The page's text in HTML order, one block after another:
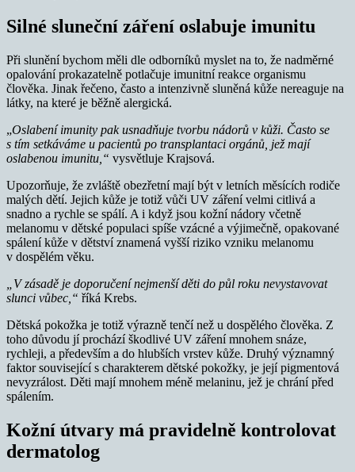
Silné sluneční záření oslabuje imunitu
Při slunění bychom měli dle odborníků myslet na to, že nadměrné
opalování prokazatelně potlačuje imunitní reakce organismu
člověka. Jinak řečeno, často a intenzivně sluněná kůže nereaguje na
látky, na které je běžně alergická.
„Oslabení imunity pak usnadňuje tvorbu nádorů v kůži. Často se
s tím setkáváme u pacientů po transplantaci orgánů, jež mají
oslabenou imunitu,“ vysvětluje Krajsová.
Upozorňuje, že zvláště obezřetní mají být v letních měsících rodiče
malých dětí. Jejich kůže je totiž vůči UV záření velmi citlivá a
snadno a rychle se spálí. A i když jsou kožní nádory včetně
melanomu v dětské populaci spíše vzácné a výjimečně, opakované
spálení kůže v dětství znamená vyšší riziko vzniku melanomu
v dospělém věku.
„V zásadě je doporučení nejmenší děti do půl roku nevystavovat
slunci vůbec,“ říká Krebs.
Dětská pokožka je totiž výrazně tenčí než u dospělého člověka. Z
toho důvodu jí prochází škodlivé UV záření mnohem snáze,
rychleji, a především a do hlubších vrstev kůže. Druhý významný
faktor související s charakterem dětské pokožky, je její pigmentová
nevyzrálost. Děti mají mnohem méně melaninu, jež je chrání před
spálením.
Kožní útvary má pravidelně kontrolovat
dermatolog